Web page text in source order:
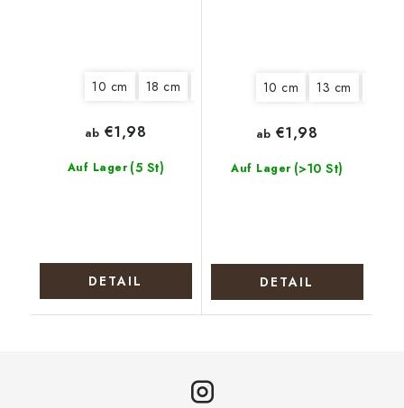
10 cm 18 cm 25 cm
Auf Lager (5 St)
ab €1,98
DETAIL
10 cm 13 cm
Auf Lager (>10 St)
ab €1,98
DETAIL